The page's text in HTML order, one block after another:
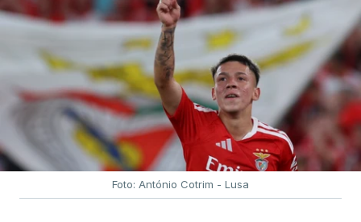
Foto: António Cotrim - Lusa